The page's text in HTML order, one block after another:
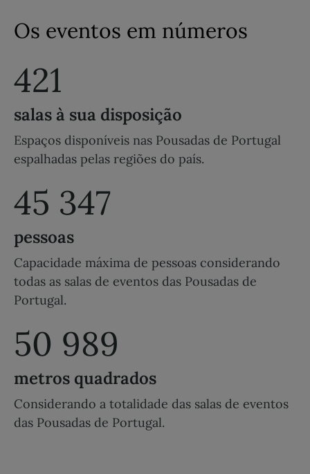
Os eventos em números
421
salas à sua disposição
Espaços disponíveis nas Pousadas de Portugal
espalhadas pelas regiões do país.
45 347
pessoas
Capacidade máxima de pessoas considerando
todas as salas de eventos das Pousadas de
Portugal.
50 989
metros quadrados
Considerando a totalidade das salas de eventos
das Pousadas de Portugal.